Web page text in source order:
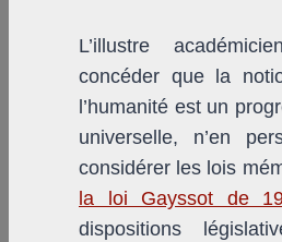
L’illustre
concéder que la
l’humanité est un
universelle, n’en
considérer les lois
la loi Gayssot de
dispositions